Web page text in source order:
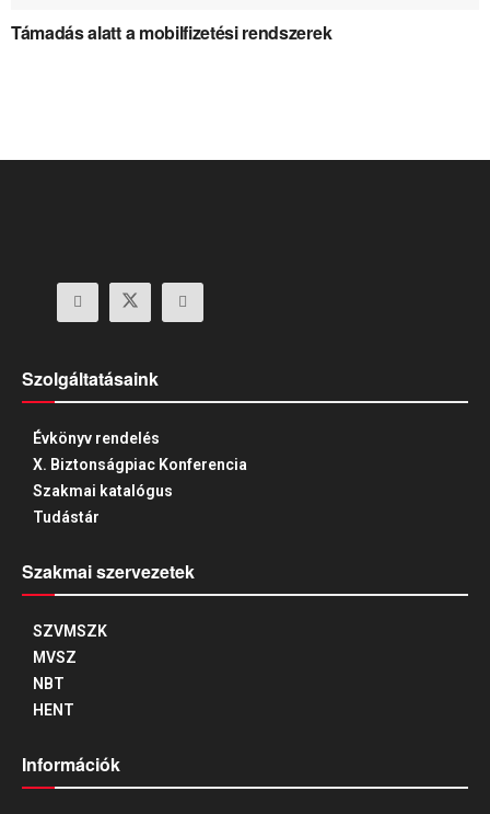
Támadás alatt a mobilfizetési rendszerek
Szolgáltatásaink
Évkönyv rendelés
X. Biztonságpiac Konferencia
Szakmai katalógus
Tudástár
Szakmai szervezetek
SZVMSZK
MVSZ
NBT
HENT
Információk